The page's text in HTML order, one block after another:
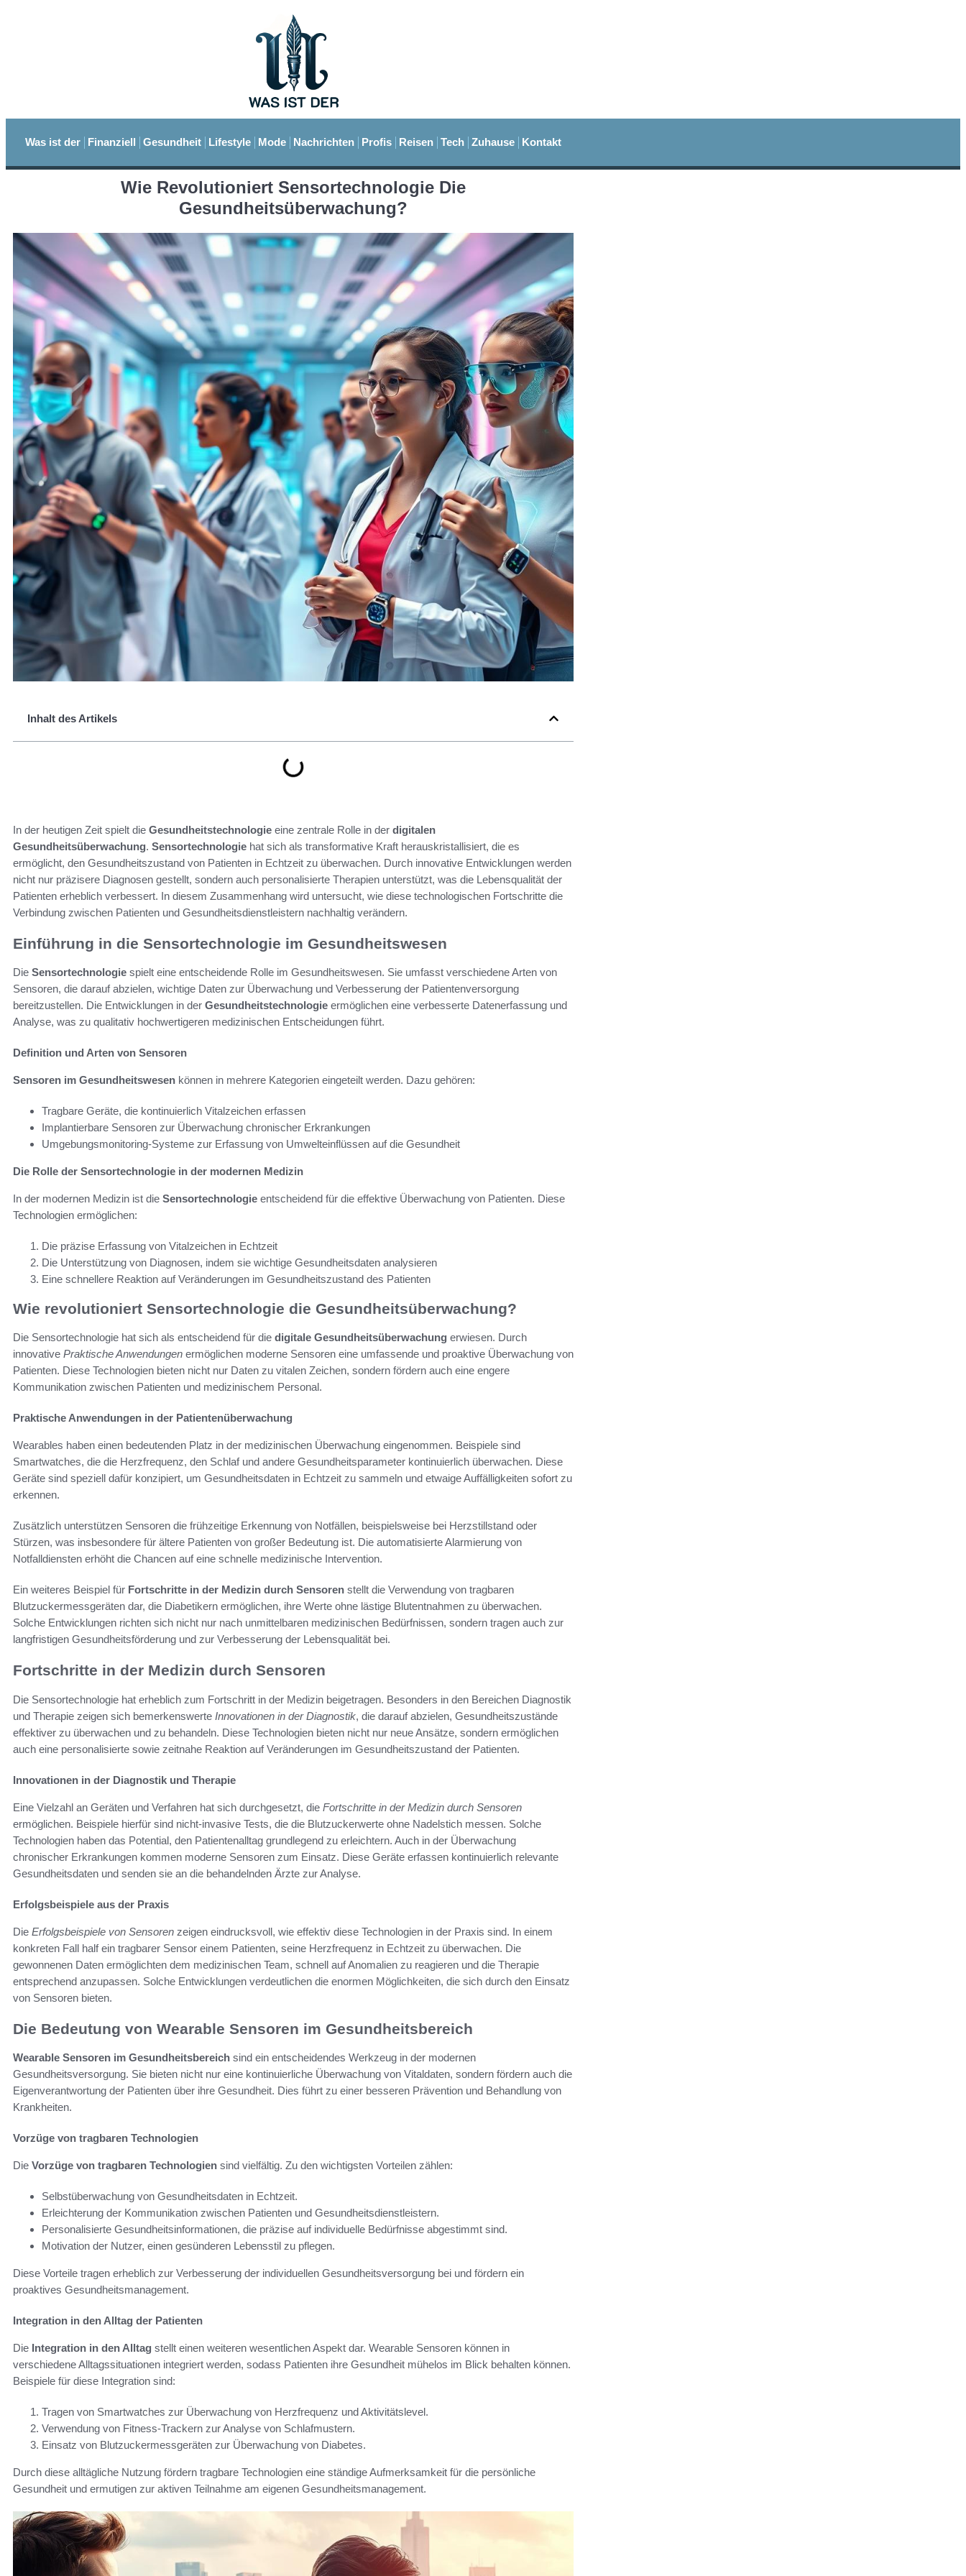
Was ist der Finanziell Gesundheit Lifestyle Mode Nachrichten Profis Reisen Tech Zuhause Kontakt
Wie Revolutioniert Sensortechnologie Die
Gesundheitsüberwachung?
Inhalt des Artikels
In der heutigen Zeit spielt die Gesundheitstechnologie eine zentrale Rolle in der digitalen
Gesundheitsüberwachung. Sensortechnologie hat sich als transformative Kraft herauskristallisiert, die es
ermöglicht, den Gesundheitszustand von Patienten in Echtzeit zu überwachen. Durch innovative Entwicklungen werden
nicht nur präzisere Diagnosen gestellt, sondern auch personalisierte Therapien unterstützt, was die Lebensqualität der
Patienten erheblich verbessert. In diesem Zusammenhang wird untersucht, wie diese technologischen Fortschritte die
Verbindung zwischen Patienten und Gesundheitsdienstleistern nachhaltig verändern.
Einführung in die Sensortechnologie im Gesundheitswesen
Die Sensortechnologie spielt eine entscheidende Rolle im Gesundheitswesen. Sie umfasst verschiedene Arten von
Sensoren, die darauf abzielen, wichtige Daten zur Überwachung und Verbesserung der Patientenversorgung
bereitzustellen. Die Entwicklungen in der Gesundheitstechnologie ermöglichen eine verbesserte Datenerfassung und
Analyse, was zu qualitativ hochwertigeren medizinischen Entscheidungen führt.
Definition und Arten von Sensoren
Sensoren im Gesundheitswesen können in mehrere Kategorien eingeteilt werden. Dazu gehören:
Tragbare Geräte, die kontinuierlich Vitalzeichen erfassen
Implantierbare Sensoren zur Überwachung chronischer Erkrankungen
Umgebungsmonitoring-Systeme zur Erfassung von Umwelteinflüssen auf die Gesundheit
Die Rolle der Sensortechnologie in der modernen Medizin
In der modernen Medizin ist die Sensortechnologie entscheidend für die effektive Überwachung von Patienten. Diese
Technologien ermöglichen:
Die präzise Erfassung von Vitalzeichen in Echtzeit
Die Unterstützung von Diagnosen, indem sie wichtige Gesundheitsdaten analysieren
Eine schnellere Reaktion auf Veränderungen im Gesundheitszustand des Patienten
Wie revolutioniert Sensortechnologie die Gesundheitsüberwachung?
Die Sensortechnologie hat sich als entscheidend für die digitale Gesundheitsüberwachung erwiesen. Durch
innovative Praktische Anwendungen ermöglichen moderne Sensoren eine umfassende und proaktive Überwachung von
Patienten. Diese Technologien bieten nicht nur Daten zu vitalen Zeichen, sondern fördern auch eine engere
Kommunikation zwischen Patienten und medizinischem Personal.
Praktische Anwendungen in der Patientenüberwachung
Wearables haben einen bedeutenden Platz in der medizinischen Überwachung eingenommen. Beispiele sind
Smartwatches, die die Herzfrequenz, den Schlaf und andere Gesundheitsparameter kontinuierlich überwachen. Diese
Geräte sind speziell dafür konzipiert, um Gesundheitsdaten in Echtzeit zu sammeln und etwaige Auffälligkeiten sofort zu
erkennen.
Zusätzlich unterstützen Sensoren die frühzeitige Erkennung von Notfällen, beispielsweise bei Herzstillstand oder
Stürzen, was insbesondere für ältere Patienten von großer Bedeutung ist. Die automatisierte Alarmierung von
Notfalldiensten erhöht die Chancen auf eine schnelle medizinische Intervention.
Ein weiteres Beispiel für Fortschritte in der Medizin durch Sensoren stellt die Verwendung von tragbaren
Blutzuckermessgeräten dar, die Diabetikern ermöglichen, ihre Werte ohne lästige Blutentnahmen zu überwachen.
Solche Entwicklungen richten sich nicht nur nach unmittelbaren medizinischen Bedürfnissen, sondern tragen auch zur
langfristigen Gesundheitsförderung und zur Verbesserung der Lebensqualität bei.
Fortschritte in der Medizin durch Sensoren
Die Sensortechnologie hat erheblich zum Fortschritt in der Medizin beigetragen. Besonders in den Bereichen Diagnostik
und Therapie zeigen sich bemerkenswerte Innovationen in der Diagnostik, die darauf abzielen, Gesundheitszustände
effektiver zu überwachen und zu behandeln. Diese Technologien bieten nicht nur neue Ansätze, sondern ermöglichen
auch eine personalisierte sowie zeitnahe Reaktion auf Veränderungen im Gesundheitszustand der Patienten.
Innovationen in der Diagnostik und Therapie
Eine Vielzahl an Geräten und Verfahren hat sich durchgesetzt, die Fortschritte in der Medizin durch Sensoren
ermöglichen. Beispiele hierfür sind nicht-invasive Tests, die die Blutzuckerwerte ohne Nadelstich messen. Solche
Technologien haben das Potential, den Patientenalltag grundlegend zu erleichtern. Auch in der Überwachung
chronischer Erkrankungen kommen moderne Sensoren zum Einsatz. Diese Geräte erfassen kontinuierlich relevante
Gesundheitsdaten und senden sie an die behandelnden Ärzte zur Analyse.
Erfolgsbeispiele aus der Praxis
Die Erfolgsbeispiele von Sensoren zeigen eindrucksvoll, wie effektiv diese Technologien in der Praxis sind. In einem
konkreten Fall half ein tragbarer Sensor einem Patienten, seine Herzfrequenz in Echtzeit zu überwachen. Die
gewonnenen Daten ermöglichten dem medizinischen Team, schnell auf Anomalien zu reagieren und die Therapie
entsprechend anzupassen. Solche Entwicklungen verdeutlichen die enormen Möglichkeiten, die sich durch den Einsatz
von Sensoren bieten.
Die Bedeutung von Wearable Sensoren im Gesundheitsbereich
Wearable Sensoren im Gesundheitsbereich sind ein entscheidendes Werkzeug in der modernen
Gesundheitsversorgung. Sie bieten nicht nur eine kontinuierliche Überwachung von Vitaldaten, sondern fördern auch die
Eigenverantwortung der Patienten über ihre Gesundheit. Dies führt zu einer besseren Prävention und Behandlung von
Krankheiten.
Vorzüge von tragbaren Technologien
Die Vorzüge von tragbaren Technologien sind vielfältig. Zu den wichtigsten Vorteilen zählen:
Selbstüberwachung von Gesundheitsdaten in Echtzeit.
Erleichterung der Kommunikation zwischen Patienten und Gesundheitsdienstleistern.
Personalisierte Gesundheitsinformationen, die präzise auf individuelle Bedürfnisse abgestimmt sind.
Motivation der Nutzer, einen gesünderen Lebensstil zu pflegen.
Diese Vorteile tragen erheblich zur Verbesserung der individuellen Gesundheitsversorgung bei und fördern ein
proaktives Gesundheitsmanagement.
Integration in den Alltag der Patienten
Die Integration in den Alltag stellt einen weiteren wesentlichen Aspekt dar. Wearable Sensoren können in
verschiedene Alltagssituationen integriert werden, sodass Patienten ihre Gesundheit mühelos im Blick behalten können.
Beispiele für diese Integration sind:
Tragen von Smartwatches zur Überwachung von Herzfrequenz und Aktivitätslevel.
Verwendung von Fitness-Trackern zur Analyse von Schlafmustern.
Einsatz von Blutzuckermessgeräten zur Überwachung von Diabetes.
Durch diese alltägliche Nutzung fördern tragbare Technologien eine ständige Aufmerksamkeit für die persönliche
Gesundheit und ermutigen zur aktiven Teilnahme am eigenen Gesundheitsmanagement.